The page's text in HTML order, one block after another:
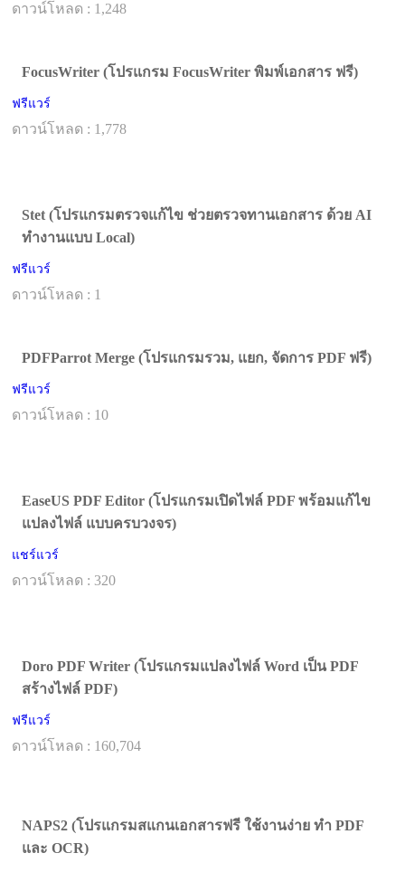
ดาวน์โหลด : 1,248
FocusWriter (โปรแกรม FocusWriter พิมพ์เอกสาร ฟรี)
ฟรีแวร์
ดาวน์โหลด : 1,778
Stet (โปรแกรมตรวจแก้ไข ช่วยตรวจทานเอกสาร ด้วย AI
ทำงานแบบ Local)
ฟรีแวร์
ดาวน์โหลด : 1
PDFParrot Merge (โปรแกรมรวม, แยก, จัดการ PDF ฟรี)
ฟรีแวร์
ดาวน์โหลด : 10
EaseUS PDF Editor (โปรแกรมเปิดไฟล์ PDF พร้อมแก้ไข
แปลงไฟล์ แบบครบวงจร)
แชร์แวร์
ดาวน์โหลด : 320
Doro PDF Writer (โปรแกรมแปลงไฟล์ Word เป็น PDF
สร้างไฟล์ PDF)
ฟรีแวร์
ดาวน์โหลด : 160,704
NAPS2 (โปรแกรมสแกนเอกสารฟรี ใช้งานง่าย ทำ PDF
และ OCR)